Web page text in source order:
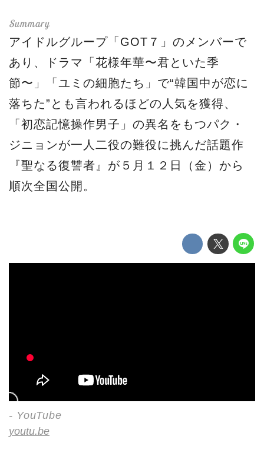
アイドルグループ「GOT７」のメンバーで
あり、ドラマ「花様年華〜君といた季
節〜」「ユミの細胞たち」で“韓国中が恋に
落ちた”とも言われるほどの人気を獲得、
「初恋記憶操作男子」の異名をもつパク・
ジニョンが一人二役の難役に挑んだ話題作
『聖なる復讐者』が５月１２日（金）から
順次全国公開。
- YouTube
youtu.be